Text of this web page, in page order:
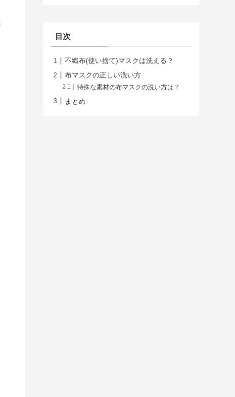
目次
不織布(使い捨て)マスクは洗える？
布マスクの正しい洗い方
特殊な素材の布マスクの洗い方は？
まとめ